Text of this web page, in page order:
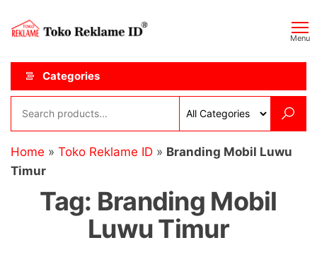
content
ID
Menu
Categories
Home » Toko Reklame ID » Branding Mobil Luwu
Timur
Tag: Branding Mobil
Luwu Timur